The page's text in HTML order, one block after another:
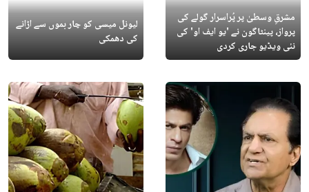
مشرقِ وسطیٰ پر پُراسرار گولے کی
پرواز، پینٹاگون نے 'یو ایف او' کی
نئی ویڈیو جاری کردی
لیونل میسی کو چار بموں سے اڑانے
کی دھمکی